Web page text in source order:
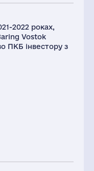
2022 роках,
Vostok
ПКБ інвестору з